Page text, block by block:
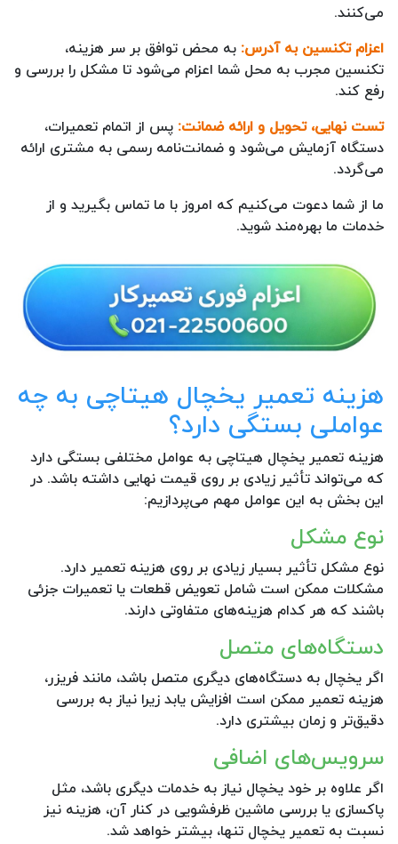
می‌کنند.
اعزام تکنسین به آدرس: به محض توافق بر سر هزینه،
تکنسین مجرب به محل شما اعزام می‌شود تا مشکل را بررسی و
رفع کند.
تست نهایی، تحویل و ارائه ضمانت: پس از اتمام تعمیرات،
دستگاه آزمایش می‌شود و ضمانت‌نامه رسمی به مشتری ارائه
می‌گردد.
ما از شما دعوت می‌کنیم که امروز با ما تماس بگیرید و از
خدمات ما بهره‌مند شوید.
هزینه تعمیر یخچال هیتاچی به چه
عواملی بستگی دارد؟
هزینه تعمیر یخچال هیتاچی به عوامل مختلفی بستگی دارد
که می‌تواند تأثیر زیادی بر روی قیمت نهایی داشته باشد. در
این بخش به این عوامل مهم می‌پردازیم:
نوع مشکل
نوع مشکل تأثیر بسیار زیادی بر روی هزینه تعمیر دارد.
مشکلات ممکن است شامل تعویض قطعات یا تعمیرات جزئی
باشند که هر کدام هزینه‌های متفاوتی دارند.
دستگاه‌های متصل
اگر یخچال به دستگاه‌های دیگری متصل باشد، مانند فریزر،
هزینه تعمیر ممکن است افزایش یابد زیرا نیاز به بررسی
دقیق‌تر و زمان بیشتری دارد.
سرویس‌های اضافی
اگر علاوه بر خود یخچال نیاز به خدمات دیگری باشد، مثل
پاکسازی یا بررسی ماشین ظرفشویی در کنار آن، هزینه نیز
نسبت به تعمیر یخچال تنها، بیشتر خواهد شد.